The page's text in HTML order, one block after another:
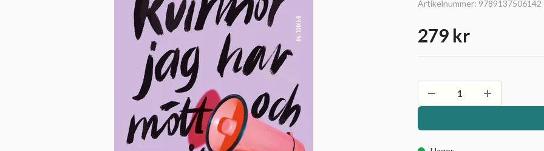
Artikelnummer: 9789137506142
279 kr